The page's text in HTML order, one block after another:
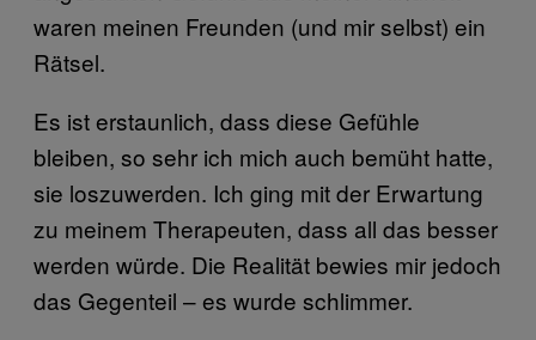
waren meinen Freunden (und mir selbst) ein
Rätsel.
Es ist erstaunlich, dass diese Gefühle
bleiben, so sehr ich mich auch bemüht hatte,
sie loszuwerden. Ich ging mit der Erwartung
zu meinem Therapeuten, dass all das besser
werden würde. Die Realität bewies mir jedoch
das Gegenteil – es wurde schlimmer.